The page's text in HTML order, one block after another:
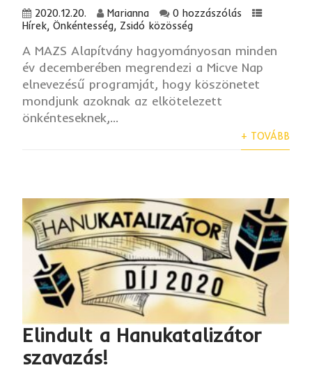
2020.12.20. Marianna
0 hozzászólás
Hírek,Önkéntesség, Zsidó közösség
A MAZS Alapítvány hagyományosan minden
év decemberében megrendezi a Micve Nap
elnevezésű programját, hogy köszönetet
mondjunk azoknak az elkötelezett
önkénteseknek,...
+ TOVÁBB
Elindult a Hanukatalizátor
szavazás!